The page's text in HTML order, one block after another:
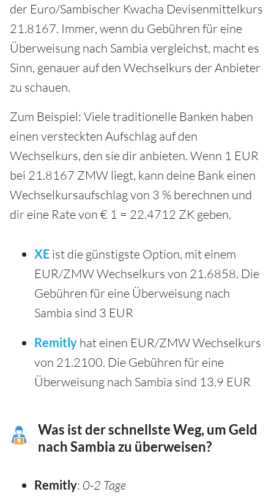
der Euro/Sambischer Kwacha Devisenmittelkurs
21.8167. Immer, wenn du Gebühren für eine
Überweisung nach Sambia vergleichst, macht es
Sinn, genauer auf den Wechselkurs der Anbieter
zu schauen.
Zum Beispiel: Viele traditionelle Banken haben
einen versteckten Aufschlag auf den
Wechselkurs, den sie dir anbieten. Wenn 1 EUR
bei 21.8167 ZMW liegt, kann deine Bank einen
Wechselkursaufschlag von 3 % berechnen und
dir eine Rate von € 1 = 22.4712 ZK geben.
XE ist die günstigste Option, mit einem
EUR/ZMW Wechselkurs von 21.6858. Die
Gebühren für eine Überweisung nach
Sambia sind 3 EUR
Remitly hat einen EUR/ZMW Wechselkurs
von 21.2100. Die Gebühren für eine
Überweisung nach Sambia sind 13.9 EUR
Was ist der schnellste Weg, um Geld
nach Sambia zu überweisen?
Remitly: 0-2 Tage